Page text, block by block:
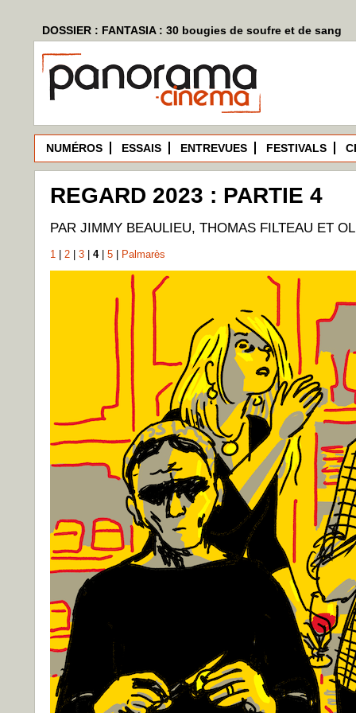
DOSSIER : FANTASIA : 30 bougies de soufre et de sang
NUMÉROS ESSAIS ENTREVUES FESTIVALS
REGARD 2023 : PARTIE 4
PAR JIMMY BEAULIEU, THOMAS FILTEAU ET
1 2 3 4 5 Palmarès